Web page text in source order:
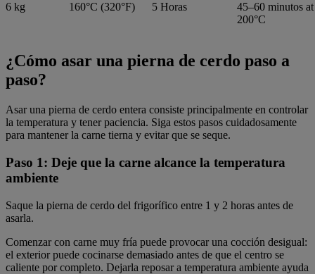
6 kg 160°C (320°F) 5 Horas
45–60 minutos at
200°C
¿Cómo asar una pierna de cerdo paso a
paso?
Asar una pierna de cerdo entera consiste principalmente en controlar
la temperatura y tener paciencia. Siga estos pasos cuidadosamente
para mantener la carne tierna y evitar que se seque.
Paso 1: Deje que la carne alcance la temperatura
ambiente
Saque la pierna de cerdo del frigorífico entre 1 y 2 horas antes de
asarla.
Comenzar con carne muy fría puede provocar una cocción desigual:
el exterior puede cocinarse demasiado antes de que el centro se
caliente por completo. Dejarla reposar a temperatura ambiente ayuda